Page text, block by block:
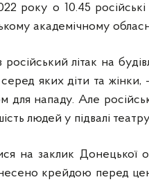
року о 10.45
академічному
літак на
яких діти та
для нападу. Але
людей у підвалі
на заклик Донецької
крейдою перед